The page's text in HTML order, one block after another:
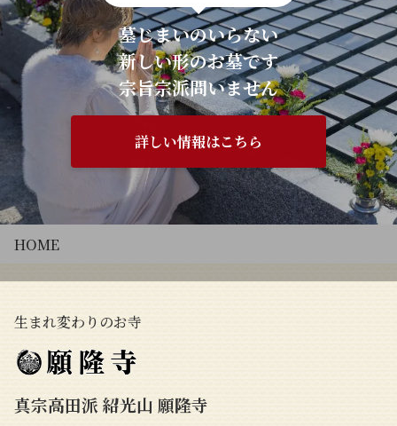
墓じまいのいらない
新しい形のお墓です
宗旨宗派問いません
詳しい情報はこちら
HOME
生まれ変わりのお寺
真宗高田派 紹光山 願隆寺